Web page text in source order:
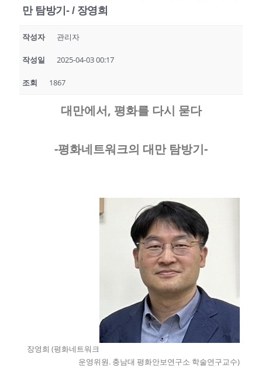
만 탐방기- / 장영희
작성자 관리자
작성일 2025-04-03 00:17
조회 1867
대만에서, 평화를 다시 묻다
-평화네트워크의 대만 탐방기-
장영희 (평화네트워크
운영위원. 충남대 평화안보연구소 학술연구교수)